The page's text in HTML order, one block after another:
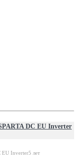
DC EU Inverter
EU Inverter5 лет